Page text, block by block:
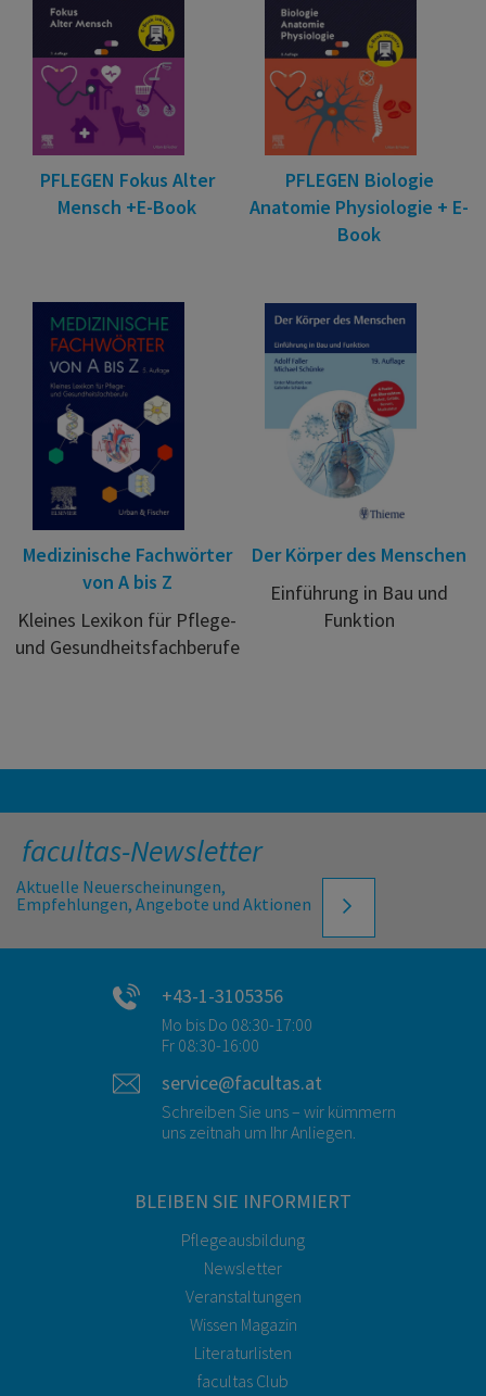
PFLEGEN Fokus Alter
Mensch +E-Book
PFLEGEN Biologie
Anatomie Physiologie + E-
Book
Medizinische Fachwörter
von A bis Z
Kleines Lexikon für Pflege-
und Gesundheitsfachberufe
Der Körper des Menschen
Einführung in Bau und
Funktion
facultas-Newsletter
Aktuelle Neuerscheinungen,
Empfehlungen, Angebote und Aktionen
+43-1-3105356
Mo bis Do 08:30-17:00
Fr 08:30-16:00
service@facultas.at
Schreiben Sie uns – wir kümmern
uns zeitnah um Ihr Anliegen.
BLEIBEN SIE INFORMIERT
Pflegeausbildung
Newsletter
Veranstaltungen
Wissen Magazin
Literaturlisten
facultas Club